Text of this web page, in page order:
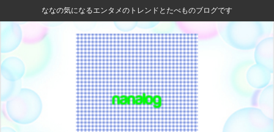
ななの気になるエンタメのトレンドとたべものブログです